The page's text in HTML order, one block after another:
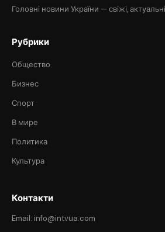
Головні новини України — свіжі,
Рубрики
Общество
Бизнес
Спорт
В мире
Политика
Культура
Контакти
Email: info@intvua.com